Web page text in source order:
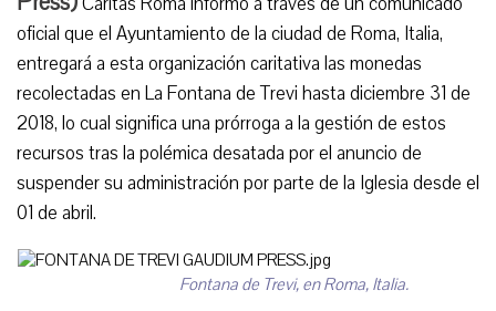
oficial que el Ayuntamiento de la ciudad de Roma, Italia,
entregará a esta organización caritativa las monedas
recolectadas en La Fontana de Trevi hasta diciembre 31 de
2018, lo cual significa una prórroga a la gestión de estos
recursos tras la polémica desatada por el anuncio de
suspender su administración por parte de la Iglesia desde el
01 de abril.
Fontana de Trevi, en Roma, Italia.